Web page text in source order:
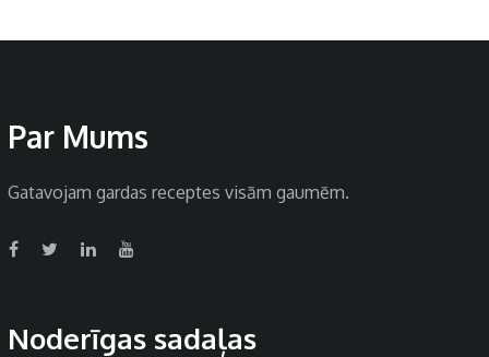
Par Mums
Gatavojam gardas receptes visām gaumēm.
Noderīgas sadaļas